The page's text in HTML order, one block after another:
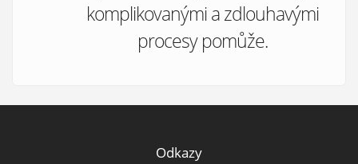
komplikovanými a zdlouhavými
procesy pomůže.
Odkazy